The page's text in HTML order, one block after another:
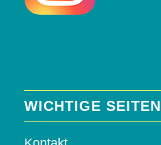
WICHTIGE SEITEN